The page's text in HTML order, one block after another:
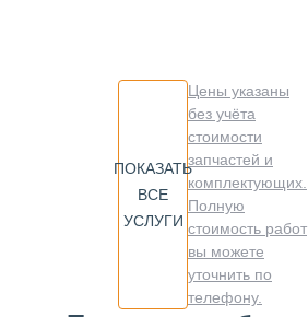
ПОКАЗАТЬ
ВСЕ
УСЛУГИ
Цены указаны
без учёта
стоимости
запчастей и
комплектующих.
Полную
стоимость работ
вы можете
уточнить по
телефону.